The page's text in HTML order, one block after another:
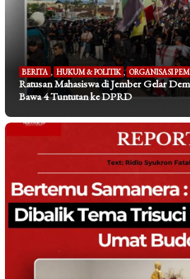
BERITA , HUKUM & POLITIK , ORGANISASI
Ratusan Mahasiswa di Jember Gelar
Bawa 4 Tuntutan ke DPRD